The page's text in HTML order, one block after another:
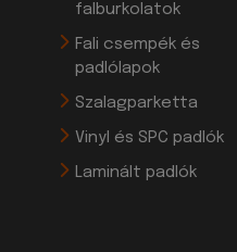
falburkolatok
Fali csempék és
padlólapok
Szalagparketta
Vinyl és SPC padlók
Laminált padlók